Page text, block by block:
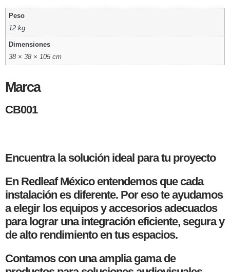
Peso
12 kg
Dimensiones
38 × 38 × 105 cm
Marca
CB001
Encuentra la solución ideal para tu proyecto
En Redleaf México entendemos que cada
instalación es diferente. Por eso te ayudamos
a elegir los equipos y accesorios adecuados
para lograr una integración eficiente, segura y
de alto rendimiento en tus espacios.
Contamos con una amplia gama de